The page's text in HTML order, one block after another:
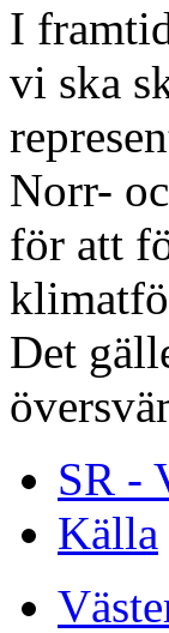
I
vi ska
Norr-
för att
Det
SR -
Källa